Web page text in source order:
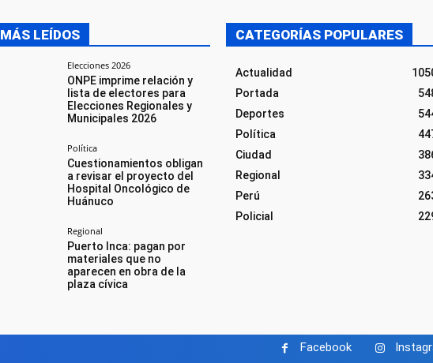
MÁS LEÍDOS
Elecciones 2026
ONPE imprime relación y
lista de electores para
Elecciones Regionales y
Municipales 2026
Política
Cuestionamientos obligan
a revisar el proyecto del
Hospital Oncológico de
Huánuco
Regional
Puerto Inca: pagan por
materiales que no
aparecen en obra de la
plaza cívica
CATEGORÍAS POPULARES
Actualidad
Portada
Deportes
Política
Ciudad
Regional
Perú
Policial
Facebook